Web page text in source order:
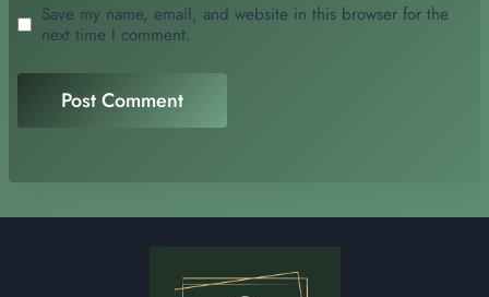
Save my name, email, and website in this browser for the
next time I comment.